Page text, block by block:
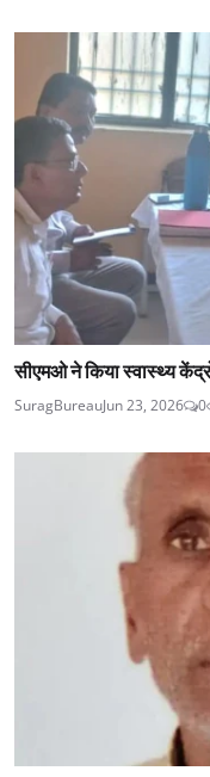
सीएमओ ने किया स्वास्थ्य
SuragBureauJun 23, 2026 0